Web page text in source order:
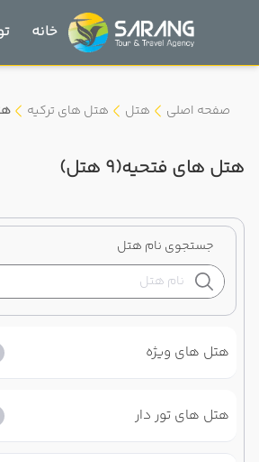
خانه
صفحه اصلی هتل هتل های ترکیه
هتل های فتحیه(9 هتل)
جستجوی نام هتل
هتل های ویژه
هتل های تور دار